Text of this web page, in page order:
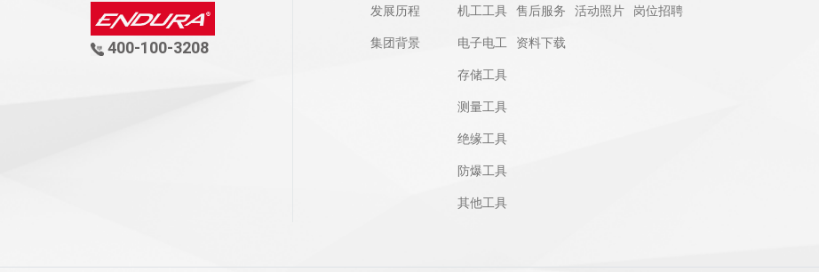
400-100-3208
发展历程
集团背景
机工工具
电子电工
存储工具
测量工具
绝缘工具
防爆工具
其他工具
售后服务
资料下载
活动照片 岗位招聘